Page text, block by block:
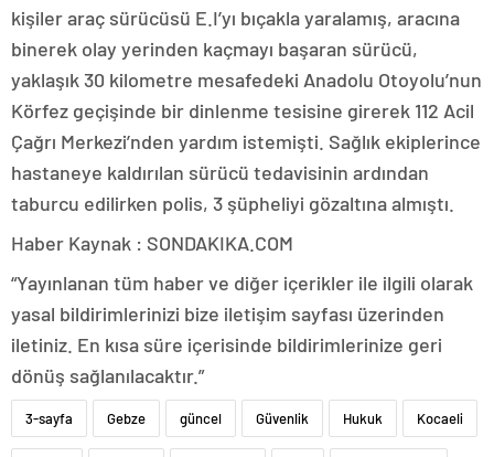
kişiler araç sürücüsü E.I’yı bıçakla yaralamış, aracına
binerek olay yerinden kaçmayı başaran sürücü,
yaklaşık 30 kilometre mesafedeki Anadolu Otoyolu’nun
Körfez geçişinde bir dinlenme tesisine girerek 112 Acil
Çağrı Merkezi’nden yardım istemişti. Sağlık ekiplerince
hastaneye kaldırılan sürücü tedavisinin ardından
taburcu edilirken polis, 3 şüpheliyi gözaltına almıştı.
Haber Kaynak : SONDAKIKA.COM
“Yayınlanan tüm haber ve diğer içerikler ile ilgili olarak
yasal bildirimlerinizi bize iletişim sayfası üzerinden
iletiniz. En kısa süre içerisinde bildirimlerinize geri
dönüş sağlanılacaktır.”
3-sayfa Gebze güncel Güvenlik Hukuk Kocaeli